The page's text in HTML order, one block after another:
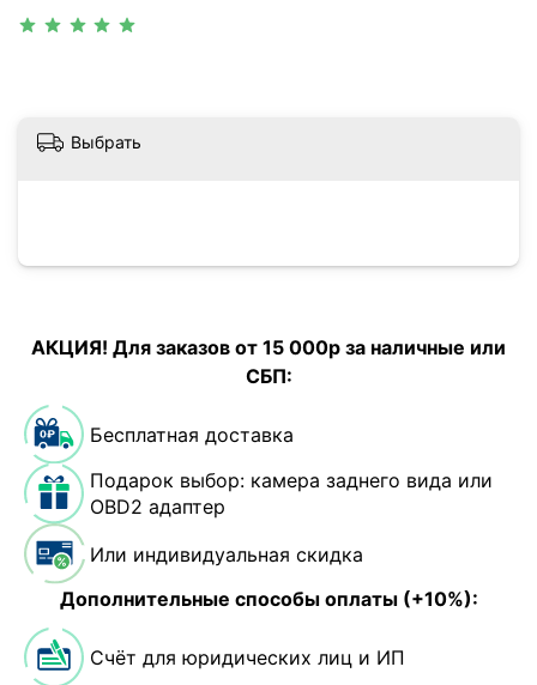
Выбрать
АКЦИЯ! Для заказов от 15 000р за наличные или
СБП:
Бесплатная доставка
Подарок выбор: камера заднего вида или
OBD2 адаптер
Или индивидуальная скидка
Дополнительные способы оплаты (+10%):
Счёт для юридических лиц и ИП